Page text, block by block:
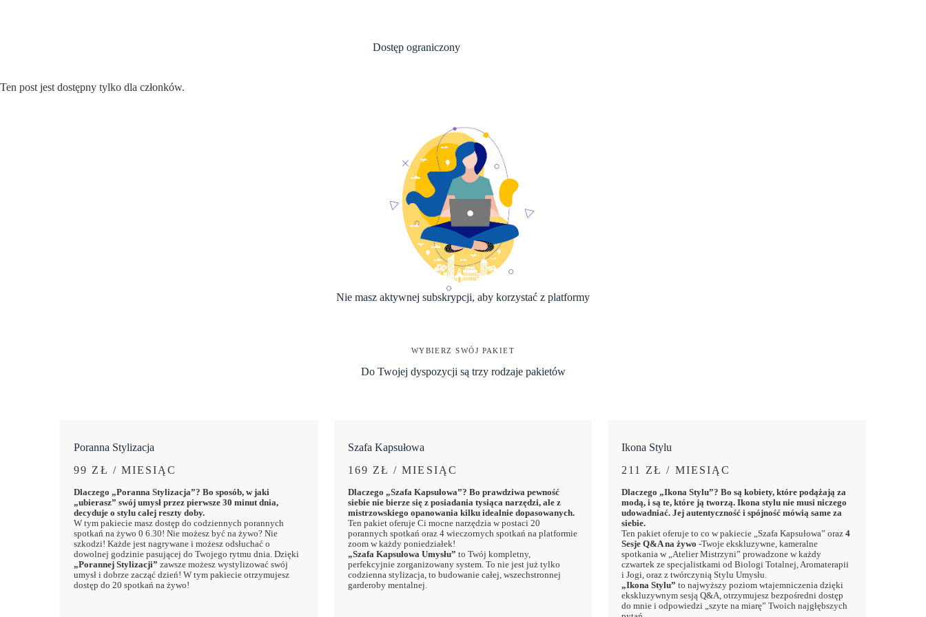
Dostęp ograniczony
Ten post jest dostępny tylko dla członków.
Nie masz aktywnej subskrypcji, aby korzystać z platformy
WYBIERZ SWÓJ PAKIET
Do Twojej dyspozycji są trzy rodzaje pakietów
Poranna Stylizacja
99 ZŁ / MIESIĄC
Dlaczego „Poranna Stylizacja”? Bo sposób, w jaki
„ubierasz” swój umysł przez pierwsze 30 minut dnia,
decyduje o stylu całej reszty doby.
W tym pakiecie masz dostęp do codziennych porannych
spotkań na żywo 0 6.30! Nie możesz być na żywo? Nie
szkodzi! Każde jest nagrywane i możesz odsłuchać o
dowolnej godzinie pasującej do Twojego rytmu dnia. Dzięki
„Porannej Stylizacji” zawsze możesz wystylizować swój
umysł i dobrze zacząć dzień! W tym pakiecie otrzymujesz
dostęp do 20 spotkań na żywo!
Szafa Kapsułowa
169 ZŁ / MIESIĄC
Dlaczego „Szafa Kapsułowa”? Bo prawdziwa pewność
siebie nie bierze się z posiadania tysiąca narzędzi, ale z
mistrzowskiego opanowania kilku idealnie dopasowanych.
Ten pakiet oferuje Ci mocne narzędzia w postaci 20
porannych spotkań oraz 4 wieczornych spotkań na platformie
zoom w każdy poniedziałek!
„Szafa Kapsułowa Umysłu” to Twój kompletny,
perfekcyjnie zorganizowany system. To nie jest już tylko
codzienna stylizacja, to budowanie całej, wszechstronnej
garderoby mentalnej.
Ikona Stylu
211 ZŁ / MIESIĄC
Dlaczego „Ikona Stylu”? Bo są kobiety, które podążają za
modą, i są te, które ją tworzą. Ikona stylu nie musi niczego
udowadniać. Jej autentyczność i spójność mówią same za
siebie.
Ten pakiet oferuje to co w pakiecie „Szafa Kapsułowa” oraz 4
Sesje Q&A na żywo -Twoje ekskluzywne, kameralne
spotkania w „Atelier Mistrzyni” prowadzone w każdy
czwartek ze specjalistkami od Biologi Totalnej, Aromaterapii
i Jogi, oraz z twórczynią Stylu Umysłu.
„Ikona Stylu” to najwyższy poziom wtajemniczenia dzięki
ekskluzywnym sesją Q&A, otrzymujesz bezpośredni dostęp
do mnie i odpowiedzi „szyte na miarę” Twoich najgłębszych